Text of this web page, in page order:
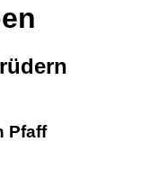
Pfaff